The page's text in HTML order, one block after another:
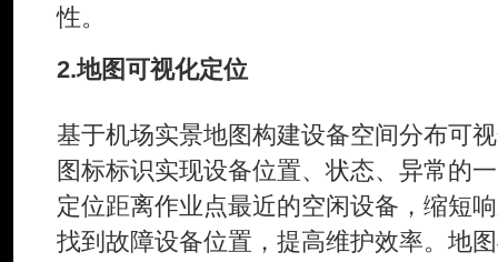
性。
2.地图可视化定位
基于机场实景地图构建设备空间分布可
图标标识实现设备位置、状态、异常的
定位距离作业点最近的空闲设备，缩短
找到故障设备位置，提高维护效率。地